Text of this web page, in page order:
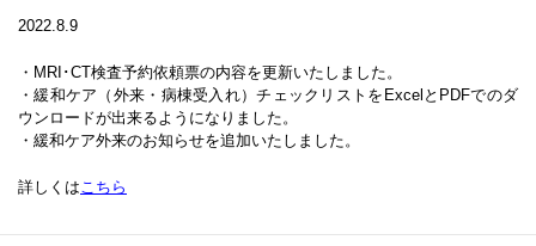
2022.8.9
・MRI･CT検査予約依頼票の内容を更新いたしました。
・緩和ケア（外来・病棟受入れ）チェックリストをExcelとPDFでのダ
ウンロードが出来るようになりました。
・緩和ケア外来のお知らせを追加いたしました。
詳しくはこちら